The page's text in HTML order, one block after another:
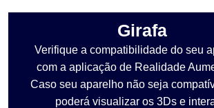
Girafa
Verifique a compatibilidade do seu
com a aplicação de Realidade
Caso seu aparelho não seja
poderá visualizar os 3Ds e